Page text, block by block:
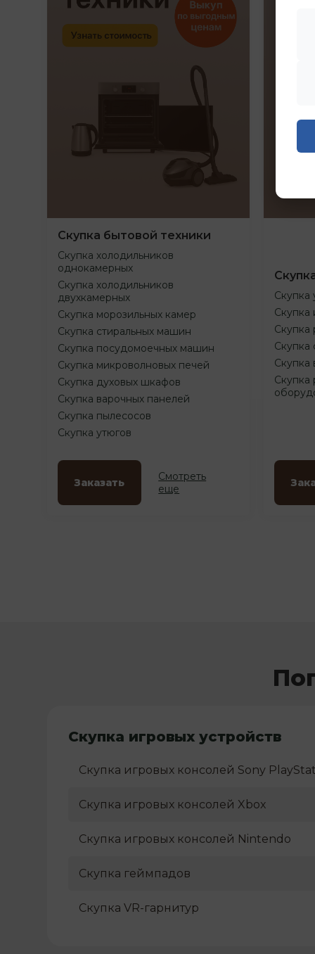
Скупка бытовой техники
Скупка холодильников
однокамерных
Скупка холодильников
двухкамерных
Скупка морозильных камер
Скупка стиральных машин
Скупка посудомоечных машин
Скупка микроволновых печей
Скупка духовых шкафов
Скупка варочных панелей
Скупка пылесосов
Скупка утюгов
Заказать
Смотреть
еще
Скупка
Скупка
Скупка
Скупка
Скупка
Скупка
Скупка игровых устройств
Скупка игровых консолей Sony
Скупка игровых консолей Xbox
Скупка игровых консолей Nintendo
Скупка геймпадов
Скупка VR-гарнитур